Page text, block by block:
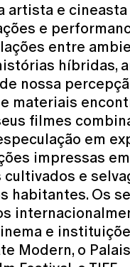
artista e
e
entre
híbridas,
nossa
materiais
filmes
em
impressas
e
habitantes. Os
e
Modern, o